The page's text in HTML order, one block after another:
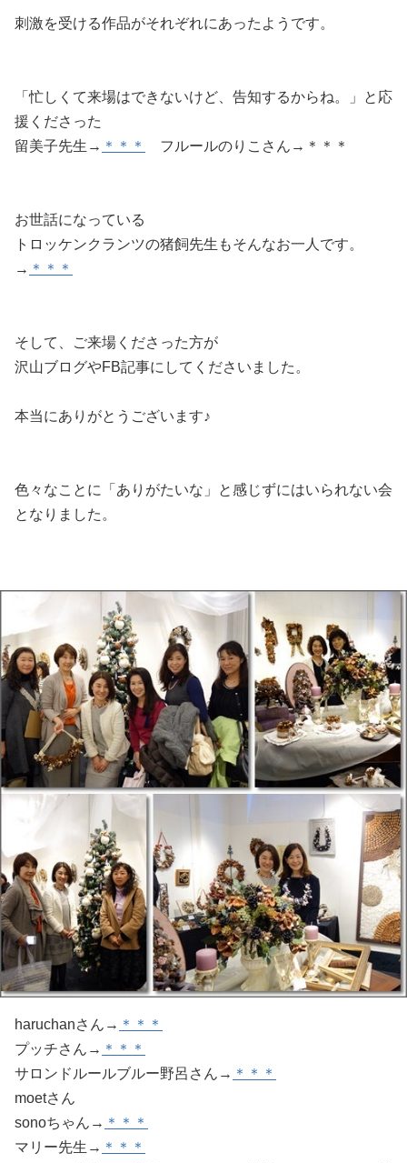
刺激を受ける作品がそれぞれにあったようです。
「忙しくて来場はできないけど、告知するからね。」と応
援くださった
留美子先生→ ＊＊＊ フルールのりこさん→＊＊＊
お世話になっている
トロッケンクランツの猪飼先生もそんなお一人です。
→ ＊＊＊
そして、ご来場くださった方が
沢山ブログやFB記事にしてくださいました。
本当にありがとうございます♪
色々なことに「ありがたいな」と感じずにはいられない会
となりました。
haruchanさん→ ＊＊＊
プッチさん→ ＊＊＊
サロンドルールブルー野呂さん→ ＊＊＊
moetさん
sonoちゃん→ ＊＊＊
マリー先生→ ＊＊＊